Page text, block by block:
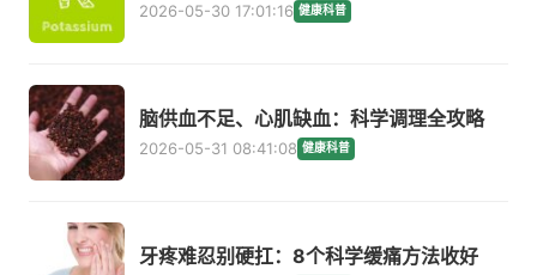
2026-05-30 17:01:16 健康科普
脑供血不足、心肌缺血：科学调理全攻略
2026-05-31 08:41:08 健康科普
牙疼难忍别硬扛：8个科学缓痛方法收好